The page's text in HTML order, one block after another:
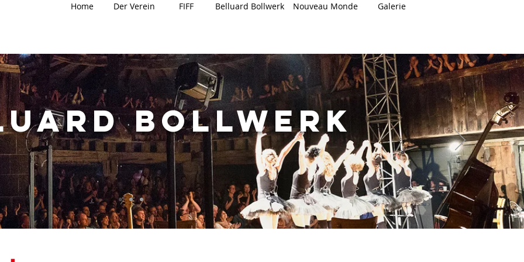
Home Der Verein FIFF Belluard Bollwerk Nouveau Monde Galerie
bollwerk